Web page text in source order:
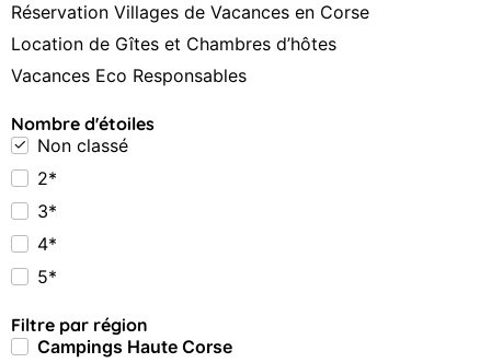
Réservation Villages de Vacances en Corse
Location de Gîtes et Chambres d’hôtes
Vacances Eco Responsables
Nombre d'étoiles
Non classé
2*
3*
4*
5*
Filtre par région
Campings Haute Corse